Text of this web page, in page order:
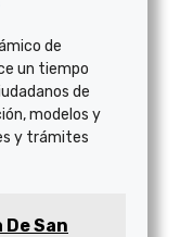
de
un tiempo
de
modelos y
y trámites
San